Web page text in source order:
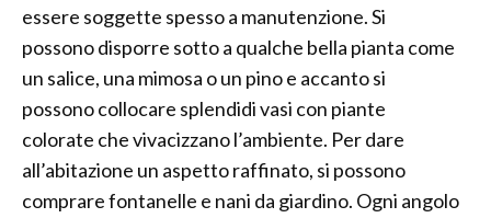
essere soggette spesso a manutenzione. Si
possono disporre sotto a qualche bella pianta come
un salice, una mimosa o un pino e accanto si
possono collocare splendidi vasi con piante
colorate che vivacizzano l’ambiente. Per dare
all’abitazione un aspetto raffinato, si possono
comprare fontanelle e nani da giardino. Ogni angolo